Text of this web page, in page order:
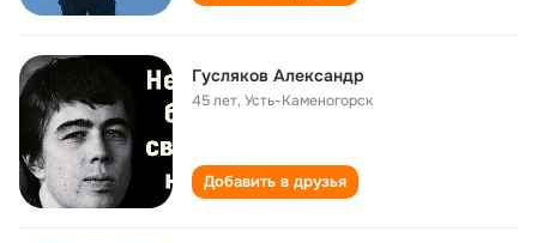
Гусляков Александр
45 лет,Усть-Каменогорск
Добавить в друзья